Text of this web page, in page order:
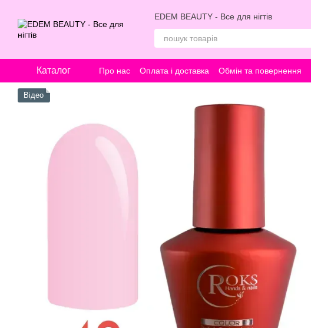
EDEM BEAUTY - Все для нігтів
Каталог Про нас Оплата і доставка Обмін та повернення
Відео